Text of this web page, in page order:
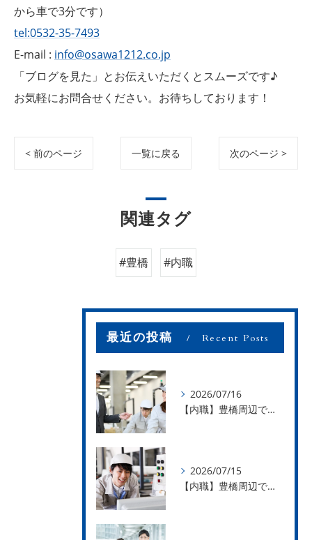
から車で3分です）
tel:0532-35-7493
E-mail : info@osawa1212.co.jp
「ブログを見た」とお伝えいただくとスムーズです♪
お気軽にお問合せください。お待ちしております！
< 前のページ 一覧に戻る 次のページ >
関連タグ
#豊橋 #内職
最近の投稿 Recent Posts
2026/07/16
【内職】豊橋周辺で内職のお仕事を探している方募集中！【お仕事の内容】
2026/07/15
【内職】豊橋周辺で内職のお仕事を探している方募集中！【急な学級閉鎖も安心】